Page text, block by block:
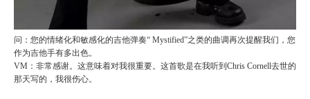
问：您的情绪化和敏感化的吉他弹奏“ Mystified”之类的曲调再次提醒我们，您
作为吉他手有多出色。
VM：非常感谢。这意味着对我很重要。这首歌是在我听到Chris Cornell去世的
那天写的，我很伤心。